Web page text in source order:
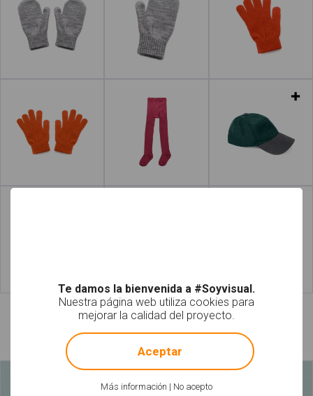
Leer más Leer más
Láminas relacionadas
Te damos la bienvenida a #Soyvisual.
Nuestra página web utiliza cookies para
mejorar la calidad del proyecto.
Más información | No acepto
! Not valid!
Aceptar